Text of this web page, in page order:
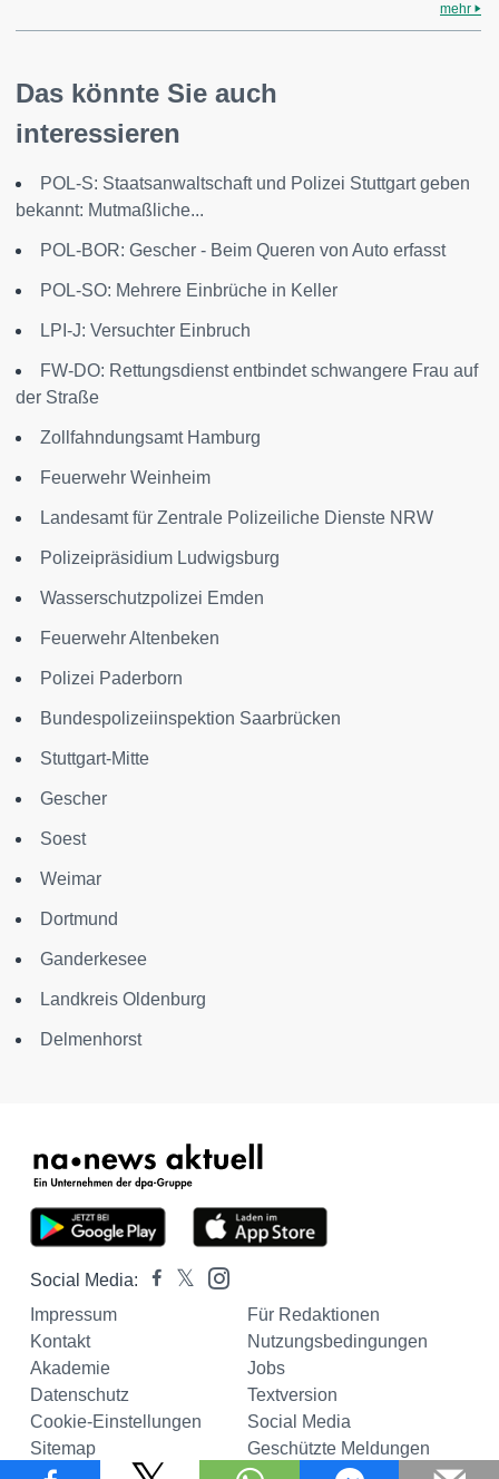
mehr
Das könnte Sie auch
interessieren
POL-S: Staatsanwaltschaft und Polizei Stuttgart geben
bekannt: Mutmaßliche...
POL-BOR: Gescher - Beim Queren von Auto erfasst
POL-SO: Mehrere Einbrüche in Keller
LPI-J: Versuchter Einbruch
FW-DO: Rettungsdienst entbindet schwangere Frau auf
der Straße
Zollfahndungsamt Hamburg
Feuerwehr Weinheim
Landesamt für Zentrale Polizeiliche Dienste NRW
Polizeipräsidium Ludwigsburg
Wasserschutzpolizei Emden
Feuerwehr Altenbeken
Polizei Paderborn
Bundespolizeiinspektion Saarbrücken
Stuttgart-Mitte
Gescher
Soest
Weimar
Dortmund
Ganderkesee
Landkreis Oldenburg
Delmenhorst
Social Media:
Impressum
Für Redaktionen
Kontakt
Nutzungsbedingungen
Akademie
Jobs
Datenschutz
Textversion
Cookie-Einstellungen
Social Media
Sitemap
Geschützte Meldungen